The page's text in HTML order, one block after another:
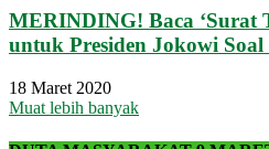
MERINDING! Baca ‘Surat
untuk Presiden Jokowi Soal
18 Maret 2020
Muat lebih banyak